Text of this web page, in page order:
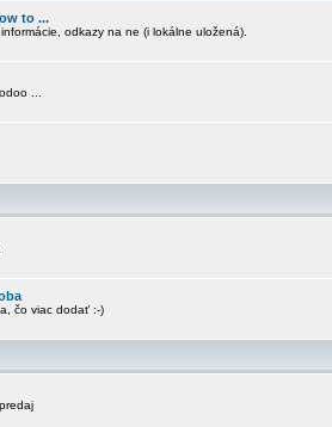
to ...
odkazy na ne (i lokálne uložená).
...
čo viac dodať :-)